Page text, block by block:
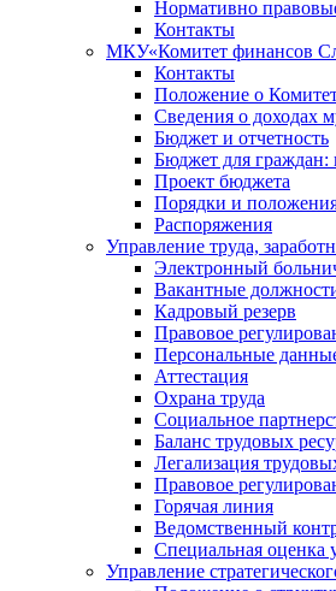
Нормативно
Контакты
МКУ«Комитет финансов
Контакты
Положение о
Сведения о доходах
Бюджет и отчетность
Бюджет для граждан:
Проект бюджета
Порядки и
Распоряжения
Управление труда,
Электронный
Вакантные
Кадровый резерв
Правовое
Персональные
Аттестация
Охрана труда
Социальное
Баланс трудовых
Легализация
Правовое
Горячая линия
Ведомственный
Специальная оценка
Управление